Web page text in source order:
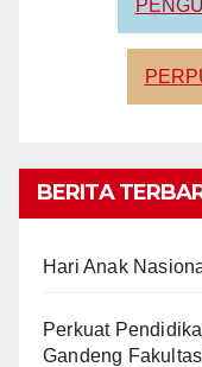
BERITA
Hari Anak
Perkuat
Gandeng